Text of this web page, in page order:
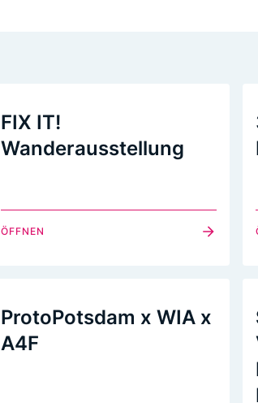
FIX IT!
Wanderausstellung
ÖFFNEN
ProtoPotsdam x WIA x
A4F